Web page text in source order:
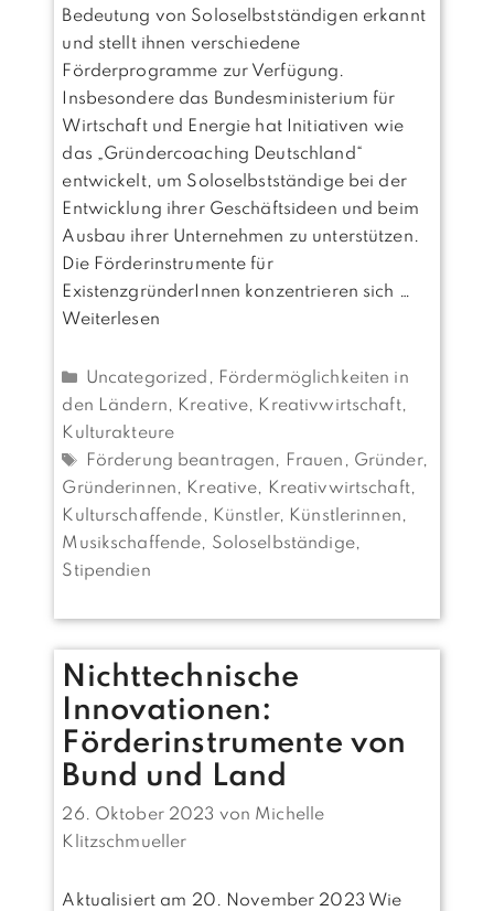
Bedeutung von Soloselbstständigen erkannt
und stellt ihnen verschiedene
Förderprogramme zur Verfügung.
Insbesondere das Bundesministerium für
Wirtschaft und Energie hat Initiativen wie
das „Gründercoaching Deutschland“
entwickelt, um Soloselbstständige bei der
Entwicklung ihrer Geschäftsideen und beim
Ausbau ihrer Unternehmen zu unterstützen.
Die Förderinstrumente für
ExistenzgründerInnen konzentrieren sich …
Weiterlesen
Kategorien
Uncategorized , Fördermöglichkeiten in
den Ländern, Kreative, Kreativwirtschaft,
Kulturakteure
Schlagwörter
Förderung beantragen, Frauen , Gründer,
Gründerinnen, Kreative, Kreativwirtschaft,
Kulturschaffende, Künstler, Künstlerinnen,
Musikschaffende, Soloselbständige,
Stipendien
Nichttechnische
Innovationen:
Förderinstrumente von
Bund und Land
26. Oktober 2023 von Michelle
Klitzschmueller
Aktualisiert am 20. November 2023 Wie